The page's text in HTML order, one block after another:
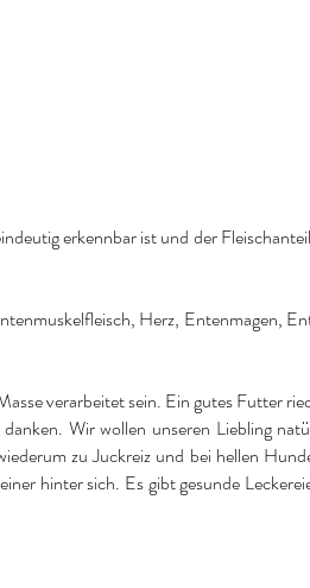
erkennbar ist und der
Herz, Entenmagen,
verarbeitet sein. Ein gutes Futter
Wir wollen unseren Liebling
zu Juckreiz und bei hellen
hinter sich. Es gibt gesunde